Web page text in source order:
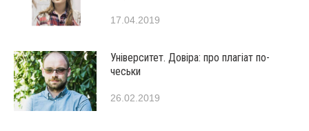
17.04.2019
Університет. Довіра: про плагіат по-
чеськи
26.02.2019